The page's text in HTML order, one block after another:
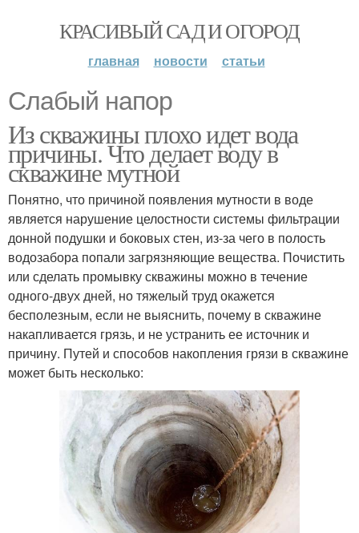
КРАСИВЫЙ САД И ОГОРОД
главная новости статьи
Слабый напор
Из скважины плохо идет вода
причины. Что делает воду в
скважине мутной
Понятно, что причиной появления мутности в воде
является нарушение целостности системы фильтрации
донной подушки и боковых стен, из-за чего в полость
водозабора попали загрязняющие вещества. Почистить
или сделать промывку скважины можно в течение
одного-двух дней, но тяжелый труд окажется
бесполезным, если не выяснить, почему в скважине
накапливается грязь, и не устранить ее источник и
причину. Путей и способов накопления грязи в скважине
может быть несколько: